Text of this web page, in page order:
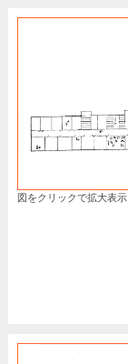
図をクリックで拡大表示